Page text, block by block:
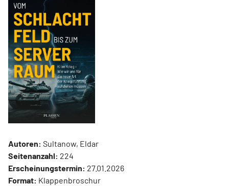
Autoren: Sultanow, Eldar
Seitenanzahl: 224
Erscheinungstermin: 27.01.2026
Format: Klappenbroschur